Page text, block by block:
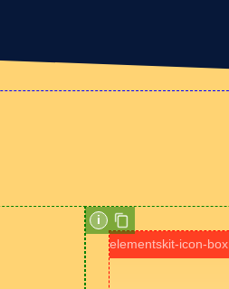
elementskit-icon-box
i